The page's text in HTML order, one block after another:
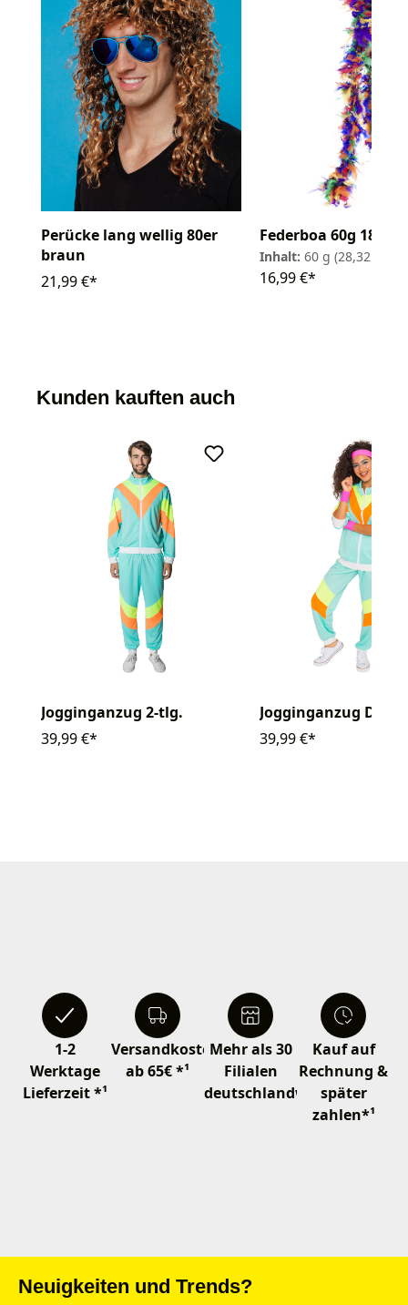
Perücke lang wellig 80er
braun
21,99 €*
Federboa 60g 180cm
Inhalt: 60 g (28,32 € /
16,99 €*
Kunden kauften auch
Jogginganzug 2-tlg.
39,99 €*
Jogginganzug
39,99 €*
1-2
Werktage
Lieferzeit *¹
Versandkostenfrei
ab 65€ *¹
Mehr als 30
Filialen
deutschlandweit
Kauf auf
Rechnung &
später
zahlen*¹
Neuigkeiten und Trends?